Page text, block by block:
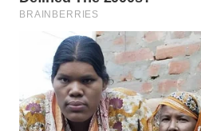
WN
TAPANULI
UTARA
WN
SAMOSIR